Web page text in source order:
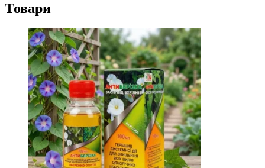
Товари